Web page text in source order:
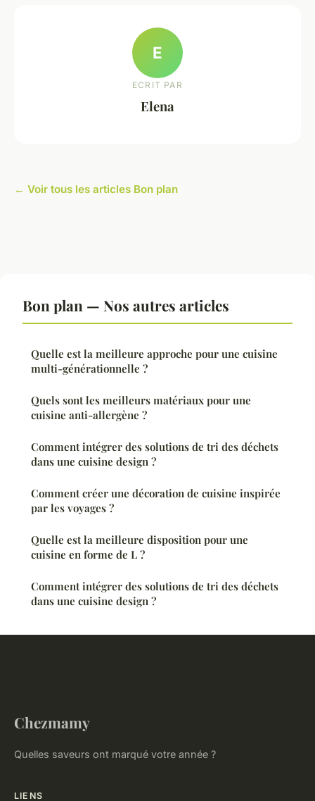
E
ECRIT PAR
Elena
← Voir tous les articles Bon plan
Bon plan — Nos autres articles
Quelle est la meilleure approche pour une cuisine
multi-générationnelle ?
Quels sont les meilleurs matériaux pour une
cuisine anti-allergène ?
Comment intégrer des solutions de tri des déchets
dans une cuisine design ?
Comment créer une décoration de cuisine inspirée
par les voyages ?
Quelle est la meilleure disposition pour une
cuisine en forme de L ?
Comment intégrer des solutions de tri des déchets
dans une cuisine design ?
Chezmamy
Quelles saveurs ont marqué votre année ?
LIENS